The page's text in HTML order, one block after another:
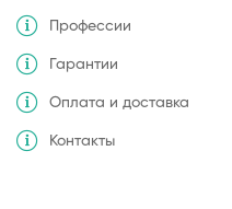
Профессии
Гарантии
Оплата и доставка
Контакты